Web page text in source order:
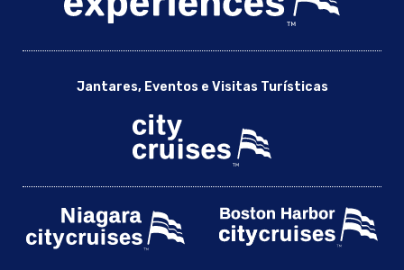
Jantares, Eventos e Visitas Turísticas